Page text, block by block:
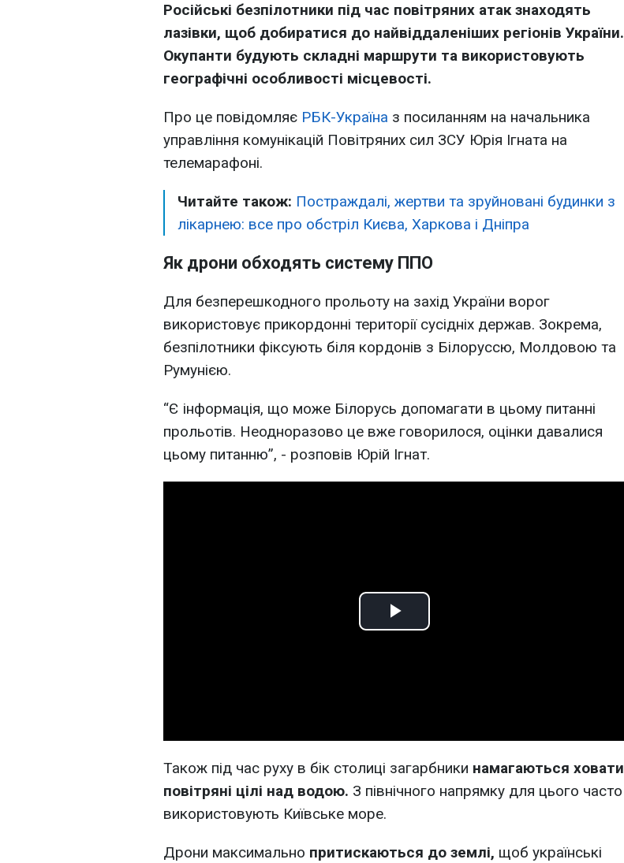
Російські безпілотники під час повітряних атак знаходять
лазівки, щоб добиратися до найвіддаленіших регіонів України.
Окупанти будують складні маршрути та використовують
географічні особливості місцевості.
Про це повідомляє РБК-Україна з посиланням на начальника
управління комунікацій Повітряних сил ЗСУ Юрія Ігната на
телемарафоні.
Читайте також: Постраждалі, жертви та зруйновані будинки з
лікарнею: все про обстріл Києва, Харкова і Дніпра
Як дрони обходять систему ППО
Для безперешкодного прольоту на захід України ворог
використовує прикордонні території сусідніх держав. Зокрема,
безпілотники фіксують біля кордонів з Білоруссю, Молдовою та
Румунією.
“Є інформація, що може Білорусь допомагати в цьому питанні
прольотів. Неодноразово це вже говорилося, оцінки давалися
цьому питанню”, - розповів Юрій Ігнат.
Play
Також під час руху в бік столиці загарбники намагаються ховати
повітряні цілі над водою. З північного напрямку для цього часто
використовують Київське море.
Дрони максимально притискаються до землі, щоб українські